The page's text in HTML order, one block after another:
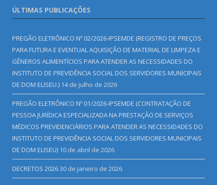
ÚLTIMAS PUBLICAÇÕES
PREGÃO ELETRÔNICO Nº 02/2026-IPSEMDE (REGISTRO DE PREÇOS
PARA FUTURA E EVENTUAL AQUISIÇÃO DE MATERIAL DE LIMPEZA E
GÊNEROS ALIMENTÍCIOS PARA ATENDER AS NECESSIDADES DO
INSTITUTO DE PREVIDÊNCIA SOCIAL DOS SERVIDORES MUNICIPAIS
DE DOM ELISEU.) 14 de julho de 2026
PREGÃO ELETRÔNICO Nº 01/2026-IPSEMDE (CONTRATAÇÃO DE
PESSOA JURÍDICA ESPECIALIZADA NA PRESTAÇÃO DE SERVIÇOS
MÉDICOS PREVIDENCIÁRIOS PARA ATENDER AS NECESSIDADES DO
INSTITUTO DE PREVIDÊNCIA SOCIAL DOS SERVIDORES MUNICIPAIS
DE DOM ELISEU) 10 de abril de 2026
DECRETOS 202630 de janeiro de 2026